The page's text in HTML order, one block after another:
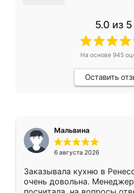
5.0 из 5
На основе 945
Оставить
Мальвина
6 августа 2026
Заказывала кухню в
очень довольна.